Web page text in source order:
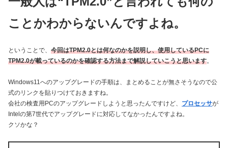
ことかわからないんですよね。
ということで、 今回はTPM2.0とは何なのかを説明し、使用しているPCに
TPM2.0が載っているのかを確認する方法まで解説していこうと思います。
Windows11へのアップグレードの手順は、まとめることが無さそうなので公
式のリンクを貼りつけておきますね。
会社の検査用PCのアップグレードしようと思ったんですけど、 プロセッサが
Intelの第7世代でアップグレードに対応してなかったんですよね。
クソかな？